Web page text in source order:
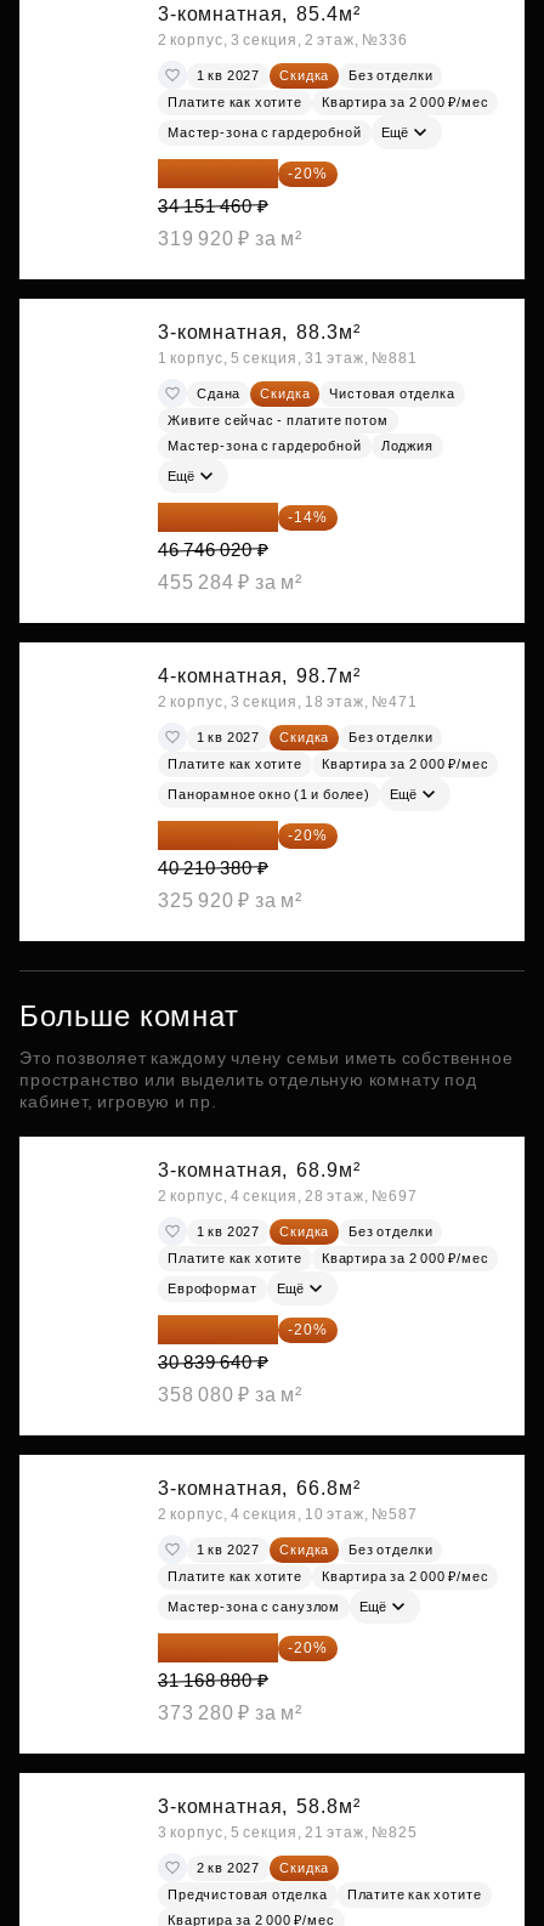
3-комнатная, 85.4м²
2 корпус, 3 секция, 2 этаж, №336
1 кв 2027 Скидка
Без отделки
Платите как хотите
Квартира за 2 000 ₽/мес
Мастер-зона с гардеробной Ещё
27 321 168 ₽ -20%
34 151 460 ₽
319 920 ₽ за м²
3-комнатная, 88.3м²
1 корпус, 5 секция, 31 этаж, №881
Сдана Скидка
Чистовая отделка
Живите сейчас - платите потом
Мастер-зона с гардеробной
Лоджия
Ещё
40 201 577 ₽ -14%
46 746 020 ₽
455 284 ₽ за м²
4-комнатная, 98.7м²
2 корпус, 3 секция, 18 этаж, №471
1 кв 2027 Скидка
Без отделки
Платите как хотите
Квартира за 2 000 ₽/мес
Панорамное окно (1 и более) Ещё
32 168 304 ₽ -20%
40 210 380 ₽
325 920 ₽ за м²
Больше комнат
Это позволяет каждому члену семьи иметь собственное
пространство или выделить отдельную комнату под
кабинет, игровую и пр.
3-комнатная, 68.9м²
2 корпус, 4 секция, 28 этаж, №697
1 кв 2027 Скидка
Без отделки
Платите как хотите
Квартира за 2 000 ₽/мес
Евроформат Ещё
24 671 712 ₽ -20%
30 839 640 ₽
358 080 ₽ за м²
3-комнатная, 66.8м²
2 корпус, 4 секция, 10 этаж, №587
1 кв 2027 Скидка
Без отделки
Платите как хотите
Квартира за 2 000 ₽/мес
Мастер-зона с санузлом Ещё
24 935 104 ₽ -20%
31 168 880 ₽
373 280 ₽ за м²
3-комнатная, 58.8м²
3 корпус, 5 секция, 21 этаж, №825
2 кв 2027
Скидка
Предчистовая отделка
Платите как хотите
Квартира за 2 000 ₽/мес